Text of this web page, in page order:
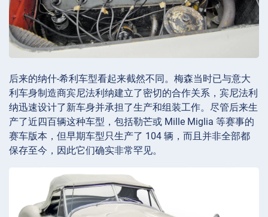
后来的纳什-希利车型看起来截然不同。梅森当时已与意大
利车身制造商宾尼法利纳建立了密切的合作关系，宾尼法利
纳迅速设计了新车身并承担了生产和组装工作。尽管后来生
产了近四百辆这种车型，包括勒芒或 Mille Miglia 等赛事的
赛车版本，但早期车型只生产了 104 辆，而且并非全部都
保存至今，因此它们确实非常罕见。